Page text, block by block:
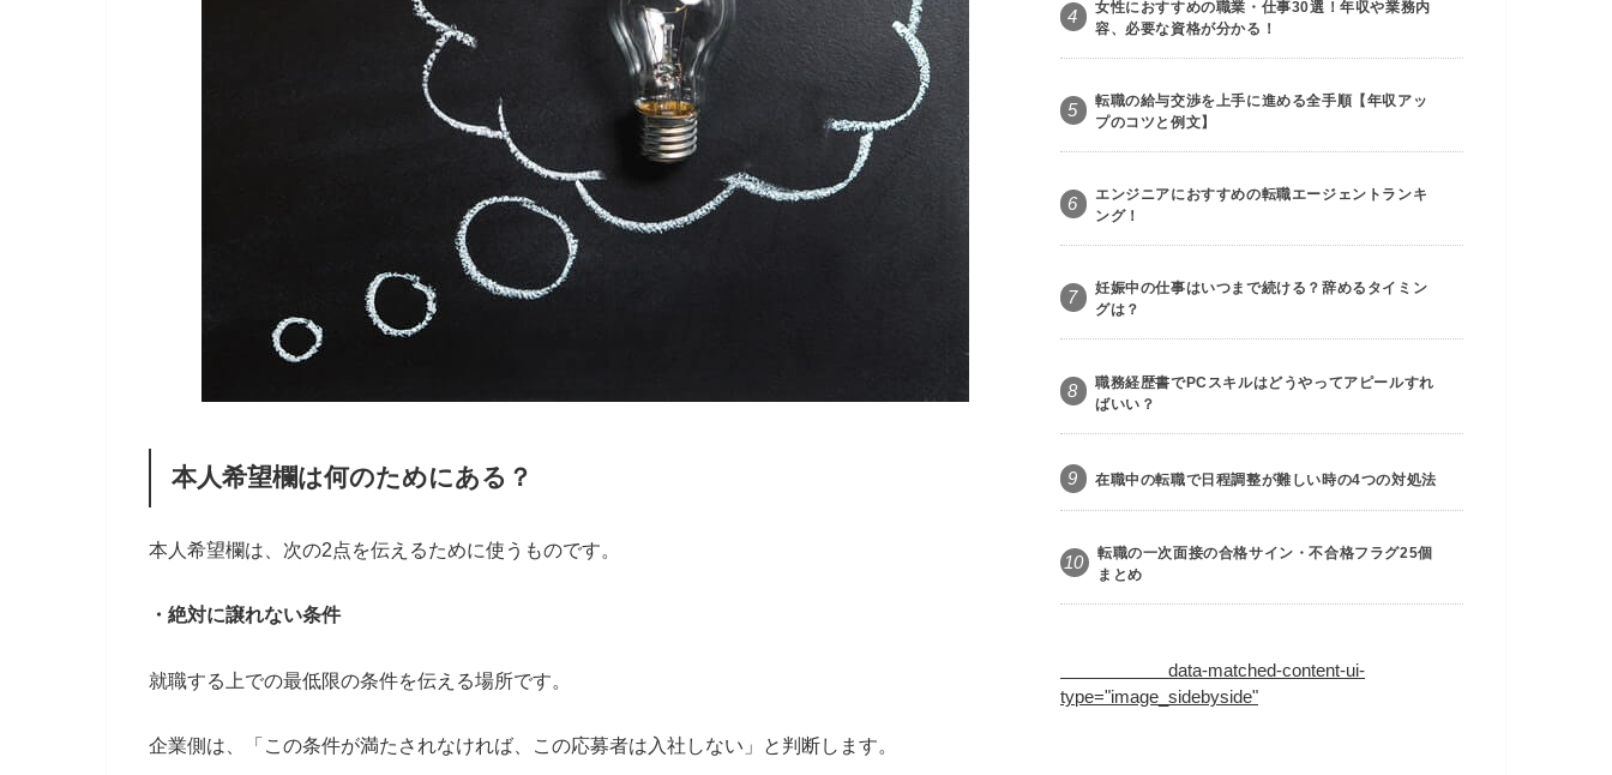
本人希望欄は何のためにある？
本人希望欄は、次の2点を伝えるために使うものです。
・絶対に譲れない条件
就職する上での最低限の条件を伝える場所です。
企業側は、「この条件が満たされなければ、この応募者は入社しない」と判断します。
4
女性におすすめの職業・仕事30選！年収や業務内
容、必要な資格が分かる！
5
転職の給与交渉を上手に進める全手順【年収アッ
プのコツと例文】
6
エンジニアにおすすめの転職エージェントランキ
ング！
7
妊娠中の仕事はいつまで続ける？辞めるタイミン
グは？
8
職務経歴書でPCスキルはどうやってアピールすれ
ばいい？
9 在職中の転職で日程調整が難しい時の4つの対処法
10
転職の一次面接の合格サイン・不合格フラグ25個
まとめ
data-matched-content-ui-
type="image_sidebyside"